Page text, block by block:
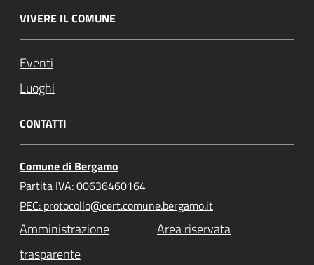
VIVERE IL COMUNE
Eventi
Luoghi
CONTATTI
Comune di Bergamo
Partita IVA: 00636460164
PEC: protocollo@cert.comune.bergamo.it
Amministrazione
trasparente
Area riservata